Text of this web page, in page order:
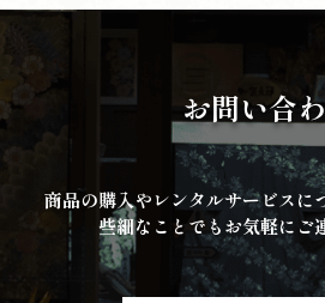
お問い合
商品の購入やレンタルサービスに
些細なことでもお気軽にご